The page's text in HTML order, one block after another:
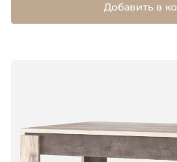
Добавить в